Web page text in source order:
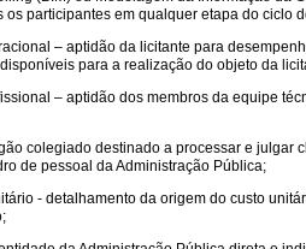
os participantes em qualquer etapa do ciclo
– aptidão da licitante para
para a realização do objeto da
– aptidão dos membros da equipe
colegiado destinado a processar e julgar
de pessoal da Administração Pública;
- detalhamento da origem do custo